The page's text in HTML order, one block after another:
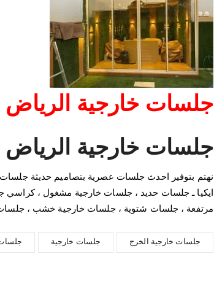
جلسات خارجية الرياض
جلسات خارجية الرياض
نهتم بتوفير احدث جلسات عصرية بتصاميم حديثة
ايكيا ـ جلسات حديد ، جلسات خارجية مشغول ،
مرتفعة ، جلسات شتوية ، جلسات خارجية خشب ،
جلسات خارجية جلسات خارجية الخرج